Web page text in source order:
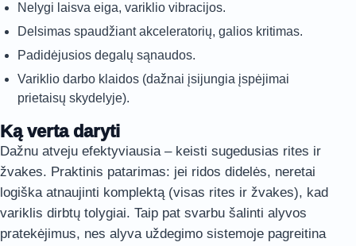
Nelygi laisva eiga, variklio vibracijos.
Delsimas spaudžiant akceleratorių, galios kritimas.
Padidėjusios degalų sąnaudos.
Variklio darbo klaidos (dažnai įsijungia įspėjimai
prietaisų skydelyje).
Ką verta daryti
Dažnu atveju efektyviausia – keisti sugedusias rites ir
žvakes. Praktinis patarimas: jei ridos didelės, neretai
logiška atnaujinti komplektą (visas rites ir žvakes), kad
variklis dirbtų tolygiai. Taip pat svarbu šalinti alyvos
pratekėjimus, nes alyva uždegimo sistemoje pagreitina